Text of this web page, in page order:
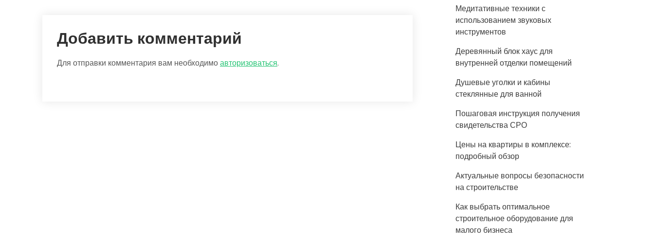
Добавить комментарий
Для отправки комментария вам необходимоавторизоваться.
Медитативные техники с
использованием звуковых
инструментов
Деревянный блок хаус для
внутренней отделки помещений
Душевые уголки и кабины
стеклянные для ванной
Пошаговая инструкция получения
свидетельства СРО
Цены на квартиры в комплексе:
подробный обзор
Актуальные вопросы безопасности
на строительстве
Как выбрать оптимальное
строительное оборудование для
малого бизнеса